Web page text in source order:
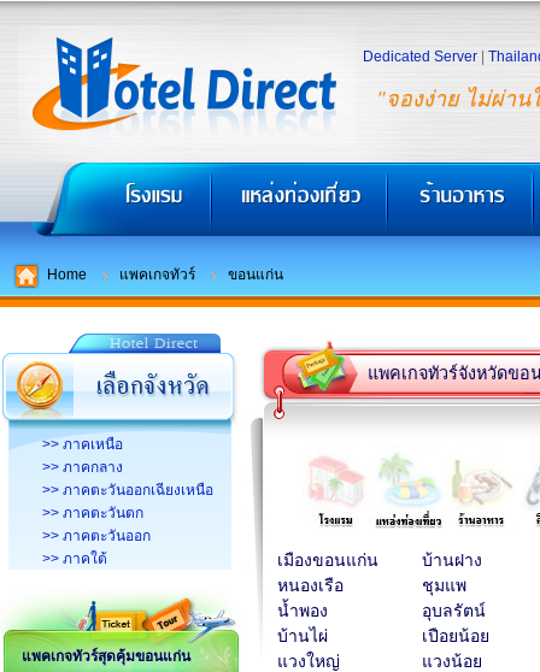
"จองง่าย ไม่ผ่าน
Dedicated Server
Home แพคเกจทัวร์ ขอนแก่น
>> ภาคเหนือ
>> ภาคกลาง
>> ภาคตะวันออกเฉียงเหนือ
>> ภาคตะวันตก
>> ภาคตะวันออก
>> ภาคใต้
แพคเกจทัวร์สุดคุ้มขอนแก่น
แพคเกจทัวร์จังหวัดขอ
เมืองขอนแก่น
บ้านฝาง
หนองเรือ
ชุมแพ
น้ำพอง
อุบลรัตน์
บ้านไผ่
เปือยน้อย
แวงใหญ่
แวงน้อย